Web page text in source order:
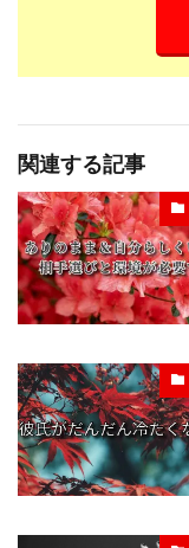
関連する記事